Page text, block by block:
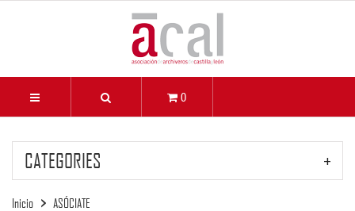
0
CATEGORIES
Inicio ASÓCIATE